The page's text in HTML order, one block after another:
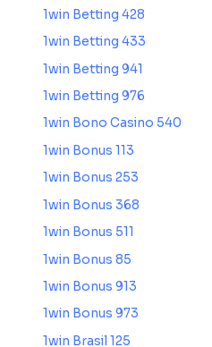
1win Betting 428
1win Betting 433
1win Betting 941
1win Betting 976
1win Bono Casino 540
1win Bonus 113
1win Bonus 253
1win Bonus 368
1win Bonus 511
1win Bonus 85
1win Bonus 913
1win Bonus 973
1win Brasil 125